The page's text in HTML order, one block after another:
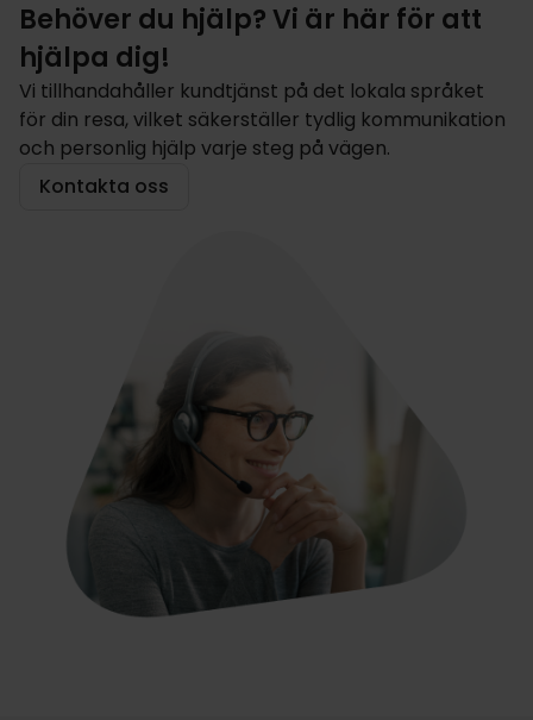
Behöver du hjälp? Vi är här för att
hjälpa dig!
Vi tillhandahåller kundtjänst på det lokala språket
för din resa, vilket säkerställer tydlig kommunikation
och personlig hjälp varje steg på vägen.
Kontakta oss